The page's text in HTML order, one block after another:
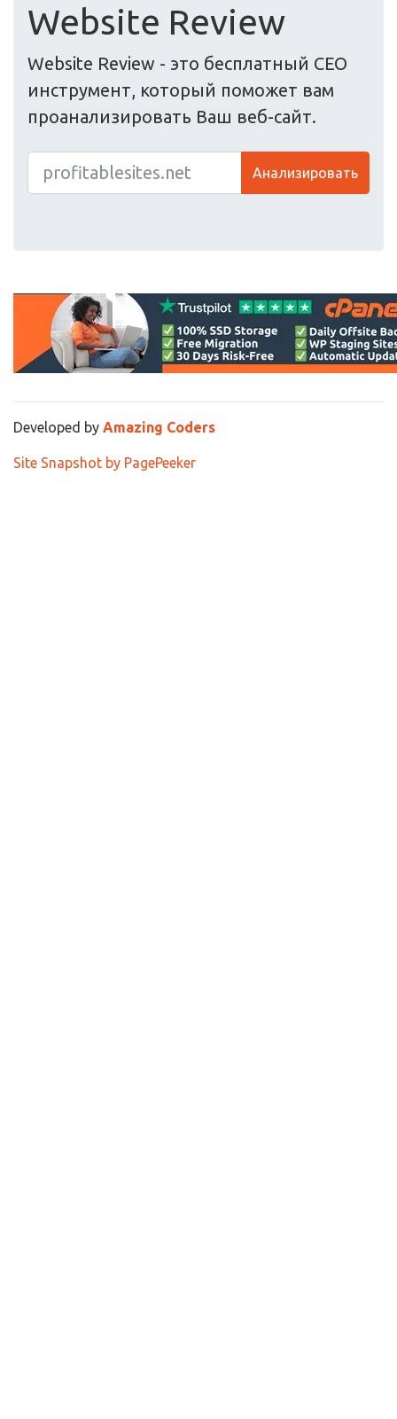
Website Review
Website Review - это бесплатный СЕО
инструмент, который поможет вам
проанализировать Ваш веб-сайт.
Анализировать
Developed by Amazing Coders
Site Snapshot by PagePeeker